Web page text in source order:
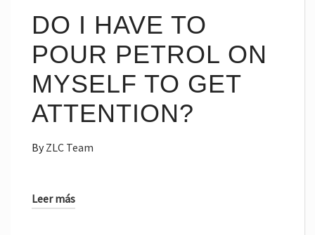
DO I HAVE TO
POUR PETROL ON
MYSELF TO GET
ATTENTION?
ByZLC Team
Leer más